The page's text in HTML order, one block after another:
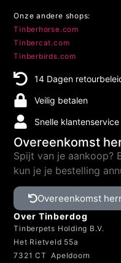
Onze andere shops:
Tinberhorse.com
Tinbercat.com
Tinberbirds.com
14 Dagen
Veilig betalen
Snelle klantenservice
Overeenkomst
Spijt van je aankoop?
kun je je bestelling
Overeenkomst
Over Tinberdog
Tinberpets Holding B.V.
Het Rietveld 55a
7321 CT Apeldoorn